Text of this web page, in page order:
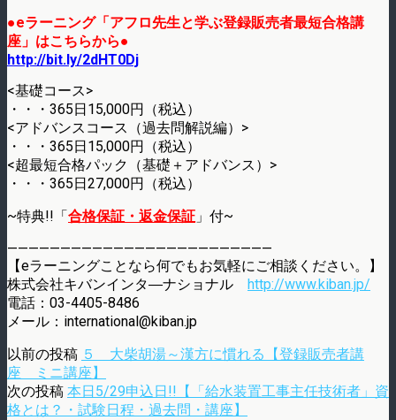
●eラーニング「アフロ先生と学ぶ登録販売者最短合格講
座」はこちらから●
http://bit.ly/2dHT0Dj
<基礎コース>
・・・365日15,000円（税込）
<アドバンスコース（過去問解説編）>
・・・365日15,000円（税込）
<超最短合格パック（基礎＋アドバンス）>
・・・365日27,000円（税込）
~特典!!「合格保証・返金保証 」付~
—————————————————————————
【eラーニングことなら何でもお気軽にご相談ください。】
株式会社キバンインタ―ナショナル http://www.kiban.jp/
電話：03-4405-8486
メール：international@kiban.jp
以前の投稿 ５ 大柴胡湯～漢方に慣れる【登録販売者講
座 ミニ講座】
次の投稿 本日5/29申込日!!【「給水装置工事主任技術者」資
格とは？・試験日程・過去問・講座】